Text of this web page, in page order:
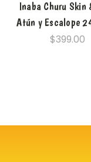
Inaba Churu Skin
Atún y Escalope
$399.00